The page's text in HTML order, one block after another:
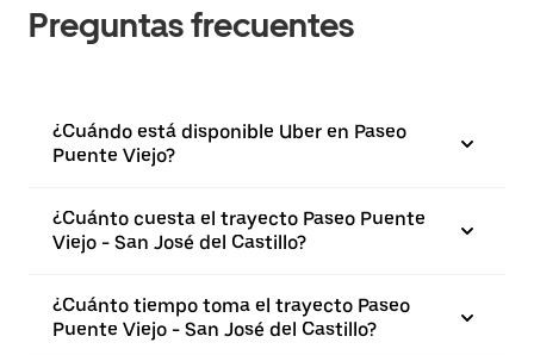
Preguntas frecuentes
¿Cuándo está disponible Uber en Paseo
Puente Viejo?
¿Cuánto cuesta el trayecto Paseo Puente
Viejo - San José del Castillo?
¿Cuánto tiempo toma el trayecto Paseo
Puente Viejo - San José del Castillo?